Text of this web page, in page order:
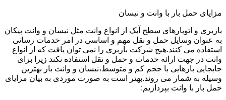
مزایای حمل بار با وانت و نیسان
باربری و اتوبارهای سطح آبک از انواع وانت مثل نیسان و وانت پیکان
به عنوان وسایل حمل و نقل مهم و اساسی در امر خدمات رسانی
استفاده می کنند.هیچ شرکت باربری را نمی توان یافت که از انواع
وانت در جهت ارائه خدمات و حمل و نقل استفاده نکند زیرا برای
جابجایی بارهایی با حجم کم و متوسط،نیسان و وانت بار بهترین
وسیله به شمار می روند.بهتر است به صورت موردی به بیان مزایای
حمل بار با وانت بپردازیم: